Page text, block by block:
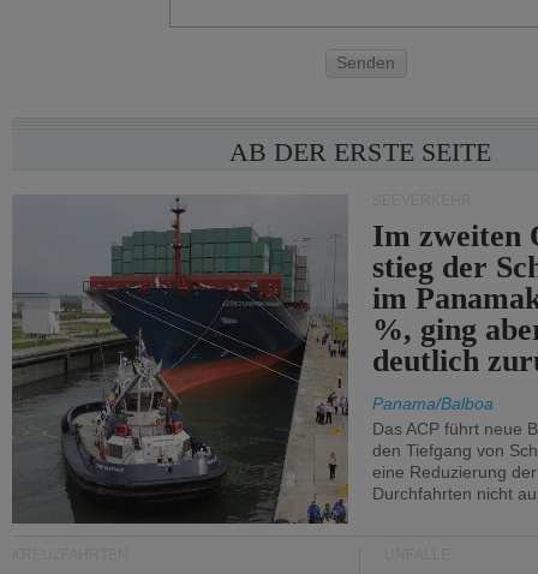
Senden
AB DER ERSTE SEITE
Im zweiten
stieg der
im
%, ging
deutlich
Panama/Balboa
Das ACP führt neue
den Tiefgang von
eine Reduzierung
Durchfahrten nicht